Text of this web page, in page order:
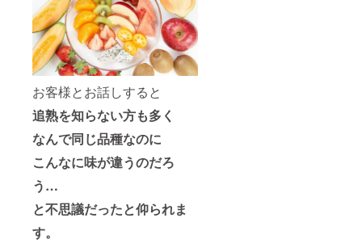
お客様とお話しすると
追熟を知らない方も多く
なんで同じ品種なのに
こんなに味が違うのだろ
う…
と不思議だったと仰られま
す。